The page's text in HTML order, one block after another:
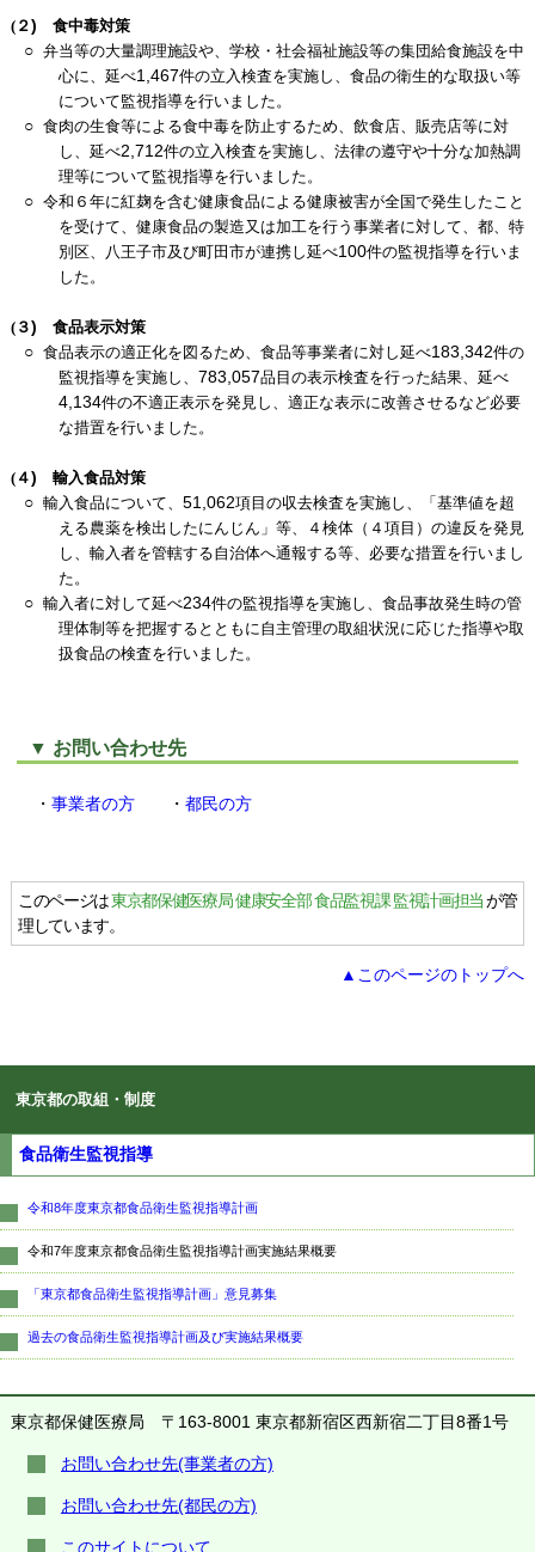
(２) 食中毒対策
○ 弁当等の大量調理施設や、学校・社会福祉施設等の集団給食施設を中
心に、延べ1,467件の立入検査を実施し、食品の衛生的な取扱い等
について監視指導を行いました。
○ 食肉の生食等による食中毒を防止するため、飲食店、販売店等に対
し、延べ2,712件の立入検査を実施し、法律の遵守や十分な加熱調
理等について監視指導を行いました。
○ 令和６年に紅麹を含む健康食品による健康被害が全国で発生したこと
を受けて、健康食品の製造又は加工を行う事業者に対して、都、特
別区、八王子市及び町田市が連携し延べ100件の監視指導を行いま
した。
(３) 食品表示対策
○ 食品表示の適正化を図るため、食品等事業者に対し延べ183,342件の
監視指導を実施し、 783,057品目の表示検査を行った結果、延べ
4,134件の不適正表示を発見し、適正な表示に改善させるなど必要
な措置を行いました。
(４) 輸入食品対策
○ 輸入食品について、 51,062項目の収去検査を実施し、「基準値を超
える農薬を検出したにんじん」等、４検体（４項目）の違反を発見
し、輸入者を管轄する自治体へ通報する等、必要な措置を行いまし
た。
○ 輸入者に対して延べ234件の監視指導を実施し、食品事故発生時の管
理体制等を把握するとともに自主管理の取組状況に応じた指導や取
扱食品の検査を行いました。
▼ お問い合わせ先
・ 事業者の方・ 都民の方
このページは東京都保健医療局 健康安全部 食品監視課 監視計画担当が管
理しています。
▲このページのトップへ
東京都の取組・制度
食品衛生監視指導
令和8年度東京都食品衛生監視指導計画
令和7年度東京都食品衛生監視指導計画実施結果概要
「東京都食品衛生監視指導計画」意見募集
過去の食品衛生監視指導計画及び実施結果概要
東京都保健医療局 〒163-8001 東京都新宿区西新宿二丁目8番1号
お問い合わせ先(事業者の方)
お問い合わせ先(都民の方)
このサイトについて